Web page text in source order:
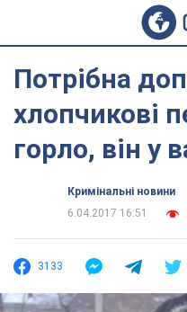
Потрібна
хлопчикові
горло, він у
Кримінальні новини
6.04.2017 16:51
3133